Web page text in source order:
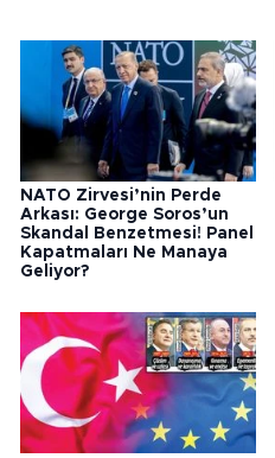
NATO Zirvesi’nin Perde
Arkası: George Soros’un
Skandal Benzetmesi! Panel
Kapatmaları Ne Manaya
Geliyor?